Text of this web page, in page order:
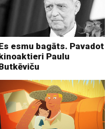
esmu bagāts. Pavadot
Paulu